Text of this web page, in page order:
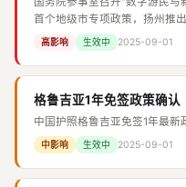
首个地级市专项政策，扬州推
高影响 生效中 2025-09-01
格鲁吉亚1年免签政策确认
中国护照格鲁吉亚免签1年最新
中影响 生效中 2025-09-01